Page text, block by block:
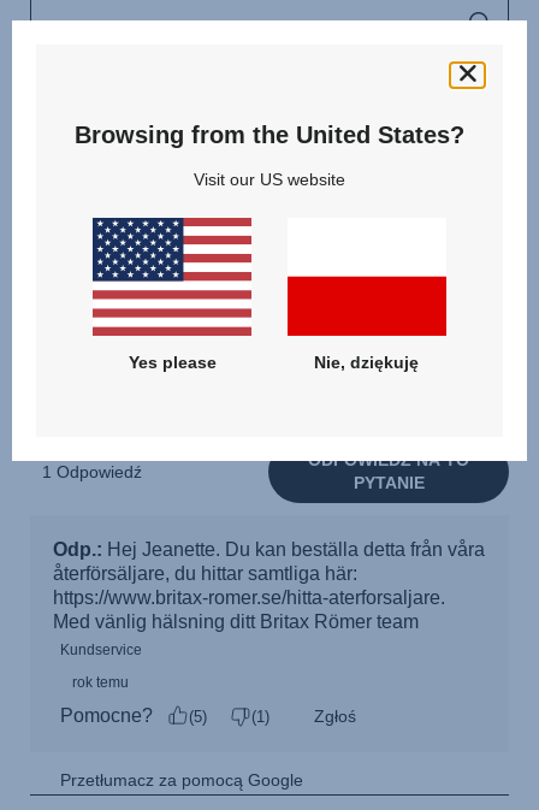
Browsing from the United States?
Visit our US website
Yes please Nie, dziękuję